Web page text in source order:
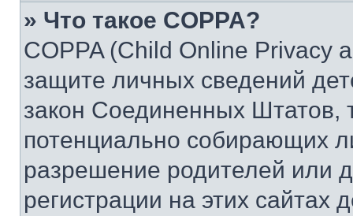
» Что такое COPPA?
COPPA (Child Online Privacy
защите личных сведений
закон Соединенных Штатов,
потенциально собирающих
разрешение родителей или
регистрации на этих сайтах